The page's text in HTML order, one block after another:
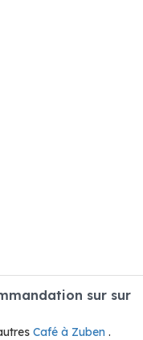
sur sur
Café à Zuben .